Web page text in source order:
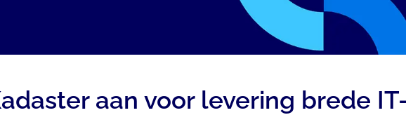
aan voor levering brede